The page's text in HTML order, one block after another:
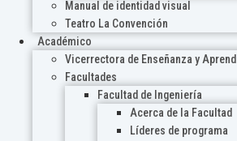
Manual de identidad visual
Teatro La Convención
Académico
Vicerrectora de Enseñanza y
Facultades
Facultad de Ingeniería
Acerca de la Facultad
Líderes de programa